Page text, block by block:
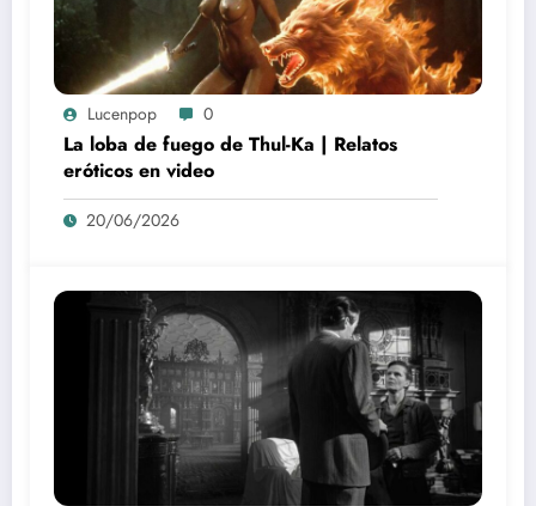
Lucenpop 0
La loba de fuego de Thul-Ka | Relatos
eróticos en video
20/06/2026